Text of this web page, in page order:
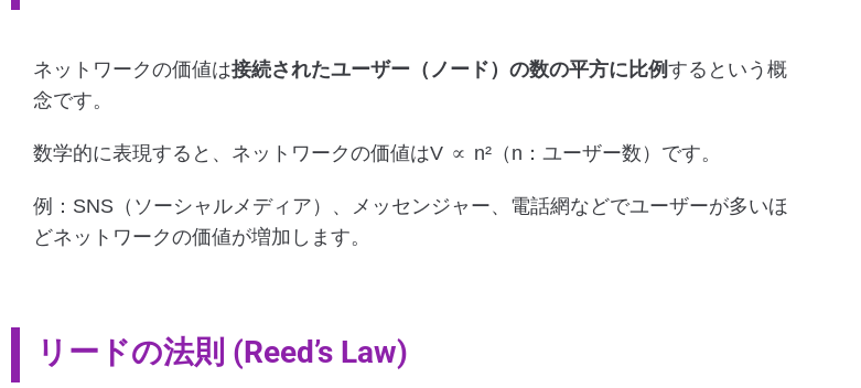
ネットワークの価値は接続されたユーザー（ノード）の数の平方に比例するという概
念です。
数学的に表現すると、ネットワークの価値はV ∝ n²（n：ユーザー数）です。
例：SNS（ソーシャルメディア）、メッセンジャー、電話網などでユーザーが多いほ
どネットワークの価値が増加します。
リードの法則 (Reed’s Law)